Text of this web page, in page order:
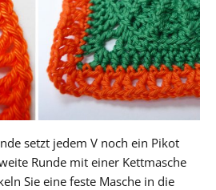
setzt jedem V noch ein Pikot
Runde mit einer Kettmasche
Sie eine feste Masche in die